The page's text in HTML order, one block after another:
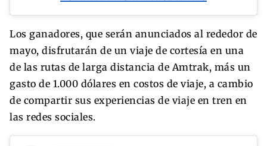
Los ganadores, que serán anunciados al rededor de
mayo, disfrutarán de un viaje de cortesía en una
de las rutas de larga distancia de Amtrak, más un
gasto de 1.000 dólares en costos de viaje, a cambio
de compartir sus experiencias de viaje en tren en
las redes sociales.